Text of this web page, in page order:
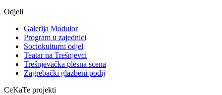
Odjeli
Galerija Modulor
Program u zajednici
Sociokulturni odjel
Teatar na Trešnjevci
Trešnjevačka plesna scena
Zagrebački glazbeni podij
CeKaTe projekti